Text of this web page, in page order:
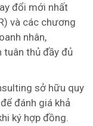
đổi mới nhất
và các chương
nhân,
tuân thủ đầy đủ
sở hữu quy
đánh giá khả
ký hợp đồng.